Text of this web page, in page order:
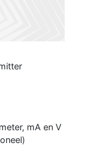
mA en V